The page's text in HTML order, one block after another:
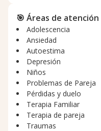
difíciles. Ofrezco un
proceso terapéutico
enfoques terapéuticos
fortalecer recursos,
cambios sostenibles.
🎯 Áreas de atención
Adolescencia
Ansiedad
Autoestima
Depresión
Niños
Problemas de Pareja
Pérdidas y duelo
Terapia Familiar
Terapia de pareja
Traumas